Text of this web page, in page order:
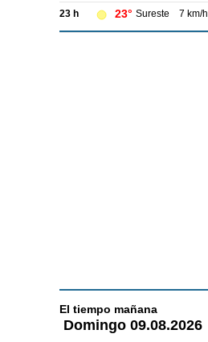
23 h 23° Sureste 7 km/h
El tiempo mañana
Domingo 09.08.2026